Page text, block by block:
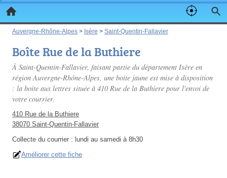
Auvergne-Rhône-Alpes > Isère > Saint-Quentin-Fallavier
Boîte Rue de la Buthiere
À Saint-Quentin-Fallavier, faisant partie du département Isère en
région Auvergne-Rhône-Alpes, une boite jaune est mise à disposition
: la boite aux lettres située à 410 Rue de la Buthiere pour l'envoi de
votre courrier.
410 Rue de la Buthiere
38070 Saint-Quentin-Fallavier
Collecte du courrier : lundi au samedi à 8h30
Améliorer cette fiche